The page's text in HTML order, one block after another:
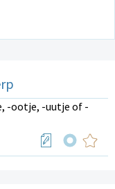
-ootje, -uutje of -